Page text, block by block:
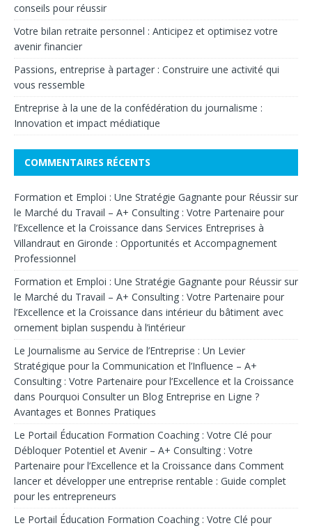
conseils pour réussir
Votre bilan retraite personnel : Anticipez et optimisez votre
avenir financier
Passions, entreprise à partager : Construire une activité qui
vous ressemble
Entreprise à la une de la confédération du journalisme :
Innovation et impact médiatique
COMMENTAIRES RÉCENTS
Formation et Emploi : Une Stratégie Gagnante pour Réussir sur
le Marché du Travail – A+ Consulting : Votre Partenaire pour
l’Excellence et la Croissance dans Services Entreprises à
Villandraut en Gironde : Opportunités et Accompagnement
Professionnel
Formation et Emploi : Une Stratégie Gagnante pour Réussir sur
le Marché du Travail – A+ Consulting : Votre Partenaire pour
l’Excellence et la Croissance dans intérieur du bâtiment avec
ornement biplan suspendu à l’intérieur
Le Journalisme au Service de l’Entreprise : Un Levier
Stratégique pour la Communication et l’Influence – A+
Consulting : Votre Partenaire pour l’Excellence et la Croissance
dans Pourquoi Consulter un Blog Entreprise en Ligne ?
Avantages et Bonnes Pratiques
Le Portail Éducation Formation Coaching : Votre Clé pour
Débloquer Potentiel et Avenir – A+ Consulting : Votre
Partenaire pour l’Excellence et la Croissance dans Comment
lancer et développer une entreprise rentable : Guide complet
pour les entrepreneurs
Le Portail Éducation Formation Coaching : Votre Clé pour